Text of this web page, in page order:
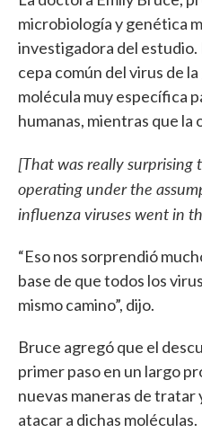
microbiología y genética
investigadora del estudio.
cepa común del virus de
molécula muy específica
humanas, mientras que la
[That was really surprising
operating under the
influenza viruses went in
“Eso nos sorprendió
base de que todos los
mismo camino”, dijo.
Bruce agregó que el
primer paso en un largo
nuevas maneras de tratar
atacar a dichas moléculas.